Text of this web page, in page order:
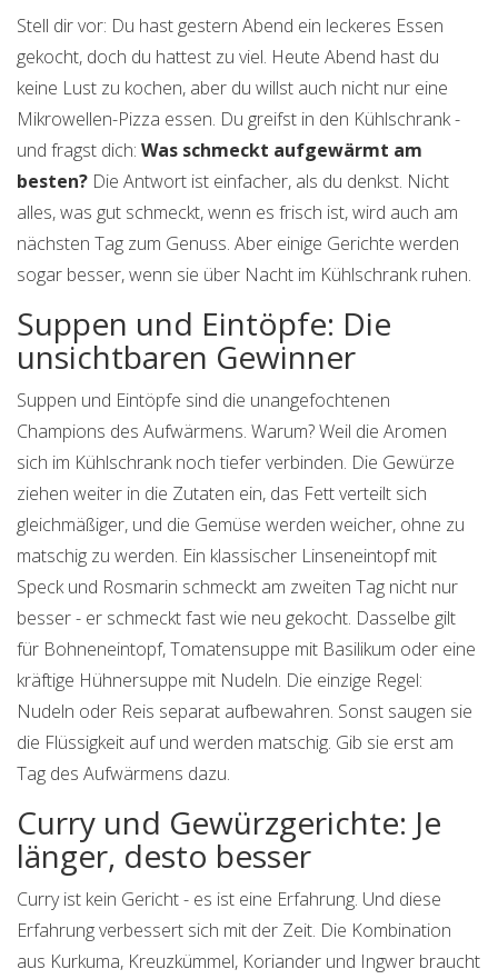
Stell dir vor: Du hast gestern Abend ein leckeres Essen
gekocht, doch du hattest zu viel. Heute Abend hast du
keine Lust zu kochen, aber du willst auch nicht nur eine
Mikrowellen-Pizza essen. Du greifst in den Kühlschrank -
und fragst dich: Was schmeckt aufgewärmt am
besten? Die Antwort ist einfacher, als du denkst. Nicht
alles, was gut schmeckt, wenn es frisch ist, wird auch am
nächsten Tag zum Genuss. Aber einige Gerichte werden
sogar besser, wenn sie über Nacht im Kühlschrank ruhen.
Suppen und Eintöpfe: Die
unsichtbaren Gewinner
Suppen und Eintöpfe sind die unangefochtenen
Champions des Aufwärmens. Warum? Weil die Aromen
sich im Kühlschrank noch tiefer verbinden. Die Gewürze
ziehen weiter in die Zutaten ein, das Fett verteilt sich
gleichmäßiger, und die Gemüse werden weicher, ohne zu
matschig zu werden. Ein klassischer Linseneintopf mit
Speck und Rosmarin schmeckt am zweiten Tag nicht nur
besser - er schmeckt fast wie neu gekocht. Dasselbe gilt
für Bohneneintopf, Tomatensuppe mit Basilikum oder eine
kräftige Hühnersuppe mit Nudeln. Die einzige Regel:
Nudeln oder Reis separat aufbewahren. Sonst saugen sie
die Flüssigkeit auf und werden matschig. Gib sie erst am
Tag des Aufwärmens dazu.
Curry und Gewürzgerichte: Je
länger, desto besser
Curry ist kein Gericht - es ist eine Erfahrung. Und diese
Erfahrung verbessert sich mit der Zeit. Die Kombination
aus Kurkuma, Kreuzkümmel, Koriander und Ingwer braucht